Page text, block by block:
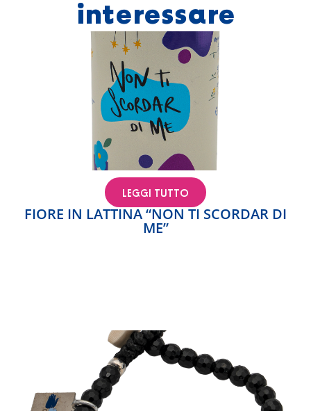
interessare
FIORE IN LATTINA “NON TI SCORDAR DI
ME”
LEGGI TUTTO